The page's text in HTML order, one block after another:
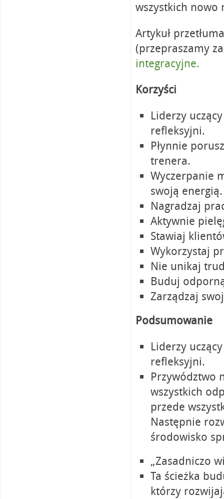
wszystkich nowo
Artykuł
(przepraszamy
integracyjne.
Korzyści
Liderzy
refleksyjni.
Płynnie
trenera.
Wyczerpanie
swoją energią.
Nagradzaj
Aktywnie
Stawiaj
Wykorzystaj
Nie unikaj
Buduj
Zarządzaj
Podsumowanie
Liderzy
refleksyjni.
Przywództwo
wszystkich
przede
Następnie
środowisko
„Zasadniczo
Ta ścieżka
którzy